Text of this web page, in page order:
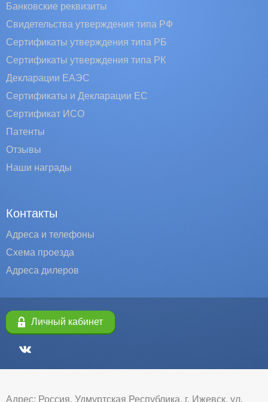
Банковские реквизиты
Свидетельства утверждения типа РФ
Сертификаты утверждения типа РБ
Сертификаты утверждения типа РК
Декларации ЕАЭС
Сертификаты и Декларации EC
Сертификат ИСО
Патенты
Отзывы
Наши награды
Контакты
Адреса и телефоны
Схема проезда
Адреса дилеров
Личный кабинет
Адрес: Россия, Удмуртская Республика, г. Ижевск, ул.